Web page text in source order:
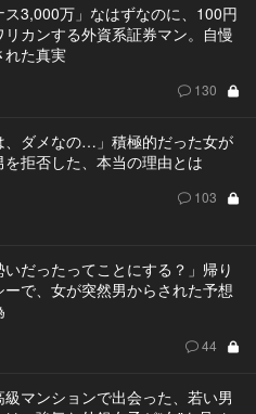
ス3,000万」なはずなのに、100円
リカンする外資系証券マン。自慢
れた真実
130
、ダメなの…」積極的だった女が
を拒否した、本当の理由とは
103
いだったってことにする？」帰り
ーで、女が突然男からされた予想
44
級マンションで出会った、若い男